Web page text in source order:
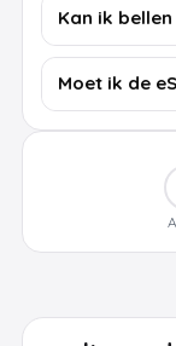
Kan ik
Moet ik de